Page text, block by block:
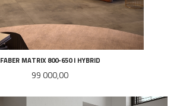
FABER MATRIX 800-650 I HYBRID
Pris
99 000,00